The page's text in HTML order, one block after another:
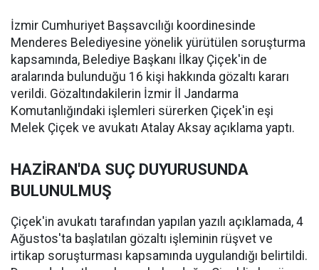
İzmir Cumhuriyet Başsavcılığı koordinesinde
Menderes Belediyesine yönelik yürütülen soruşturma
kapsamında, Belediye Başkanı İlkay Çiçek'in de
aralarında bulunduğu 16 kişi hakkında gözaltı kararı
verildi. Gözaltındakilerin İzmir İl Jandarma
Komutanlığındaki işlemleri sürerken Çiçek'in eşi
Melek Çiçek ve avukatı Atalay Aksay açıklama yaptı.
HAZİRAN'DA SUÇ DUYURUSUNDA
BULUNULMUŞ
Çiçek'in avukatı tarafından yapılan yazılı açıklamada, 4
Ağustos'ta başlatılan gözaltı işleminin rüşvet ve
irtikap soruşturması kapsamında uygulandığı belirtildi.